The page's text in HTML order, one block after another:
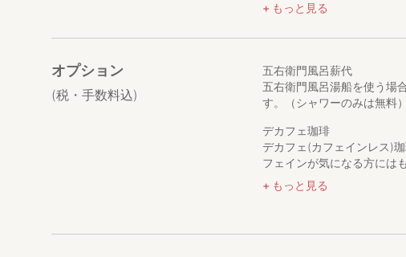
敷地内にはもう一棟ありま
ン、ウインナー、サラダを
・受付でドリンク販売： 地
に持ち帰り、ご持参いただ
し方。里山の穏やかな夜を
・無料貸し出し自転車： 風
ざいません）
もっと見る
オプション
(税・手数料込)
五右衛門風呂薪代
五右衛門風呂湯船を使う場
す。（シャワーのみは無料）
デカフェ珈琲
デカフェ(カフェインレス)
フェインが気になる方には
もっと見る